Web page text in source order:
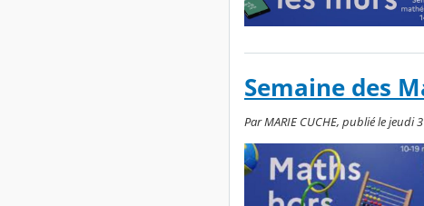
Semaine des
Par MARIE CUCHE, publié le